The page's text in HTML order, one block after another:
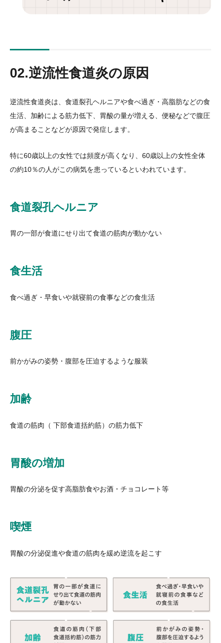
02.逆流性食道炎の原因
逆流性食道炎は、食道裂孔ヘルニアや食べ過ぎ・高脂肪などの食
生活、加齢による筋力低下、胃酸の量が増える、便秘などで腹圧
が高まることなどが原因で発症します。
特に60歳以上の女性では頻度が高くなり、60歳以上の女性全体
の約10％の人がこの病気を患っているといわれています。
食道裂孔ヘルニア
胃の一部が食道にせり出て食道の筋肉が動かない
食生活
食べ過ぎ・早食いや就寝前の食事などの食生活
腹圧
前かがみの姿勢・腹部を圧迫するような服装
加齢
食道の筋肉（ 下部食道括約筋）の筋力低下
胃酸の増加
胃酸の分泌を促す高脂肪食やお酒・チョコレート等
喫煙
胃酸の分泌促進や食道の筋肉を緩め逆流を起こす